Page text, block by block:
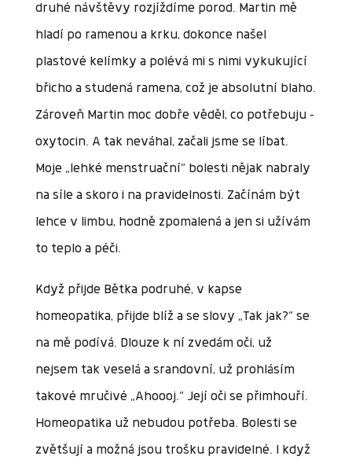
druhé návštěvy rozjíždíme porod. Martin mě
hladí po ramenou a krku, dokonce našel
plastové kelímky a polévá mi s nimi vykukující
břicho a studená ramena, což je absolutní blaho.
Zároveň Martin moc dobře věděl, co potřebuju –
oxytocin. A tak neváhal, začali jsme se líbat.
Moje „lehké menstruační“ bolesti nějak nabraly
na síle a skoro i na pravidelnosti. Začínám být
lehce v limbu, hodně zpomalená a jen si užívám
to teplo a péči.
Když přijde Bětka podruhé, v kapse
homeopatika, přijde blíž a se slovy „Tak jak?“ se
na mě podívá. Dlouze k ní zvedám oči, už
nejsem tak veselá a srandovní, už prohlásím
takové mručivé „Ahoooj.“ Její oči se přimhouří.
Homeopatika už nebudou potřeba. Bolesti se
zvětšují a možná jsou trošku pravidelné. I když